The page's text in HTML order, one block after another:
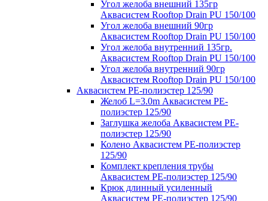
Угол желоба внешний 135гр
Аквасистем Rooftop Drain PU 150/100
Угол желоба внешний 90гр
Аквасистем Rooftop Drain PU 150/100
Угол желоба внутренний 135гр.
Аквасистем Rooftop Drain PU 150/100
Угол желоба внутренний 90гр
Аквасистем Rooftop Drain PU 150/100
Аквасистем PE-полиэстер 125/90
Желоб L=3.0m Аквасистем PE-
полиэстер 125/90
Заглушка желоба Аквасистем PE-
полиэстер 125/90
Колено Аквасистем PE-полиэстер
125/90
Комплект крепления трубы
Аквасистем PE-полиэстер 125/90
Крюк длинный усиленный
Аквасистем PE-полиэстер 125/90